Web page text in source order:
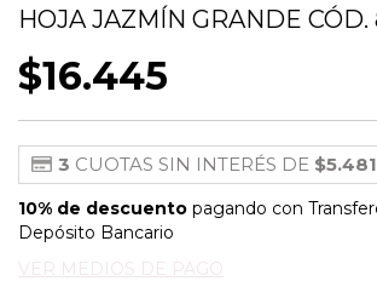
HOJA JAZMÍN GRANDE
$16.445
3 CUOTAS SIN INTERÉS DE
10% de descuento pagando con
Depósito Bancario
VER MEDIOS DE PAGO